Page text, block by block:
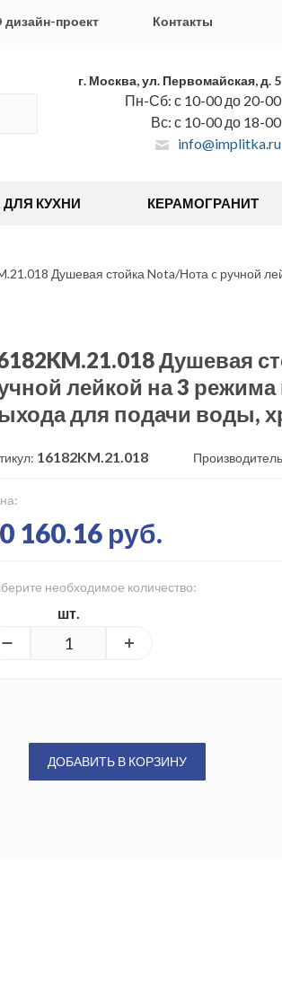
дизайн-проект Контакты
г. Москва, ул. Первомайская, д. 5
Пн-Сб: с 10-00 до 20-00
Вс: с 10-00 до 18-00
info@implitka.ru
ДЛЯ КУХНИ КЕРАМОГРАНИТ
Душевая стойка Nota/Нота c ручной
Душевая
лейкой на 3
для подачи воды,
16182KM.21.018
160.16 руб.
необходимое количество:
шт.
ДОБАВИТЬ В КОРЗИНУ